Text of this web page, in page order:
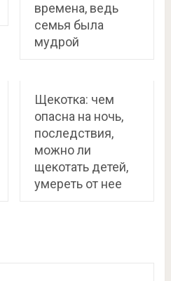
времена, ведь
семья была
мудрой
Щекотка: чем
опасна на ночь,
последствия,
можно ли
щекотать детей,
умереть от нее